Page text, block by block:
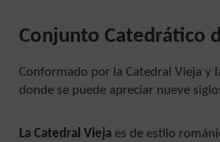
Conjunto Catedrático
Conformado por la Catedral Vieja y
donde se puede apreciar nueve
La Catedral Vieja es de estilo